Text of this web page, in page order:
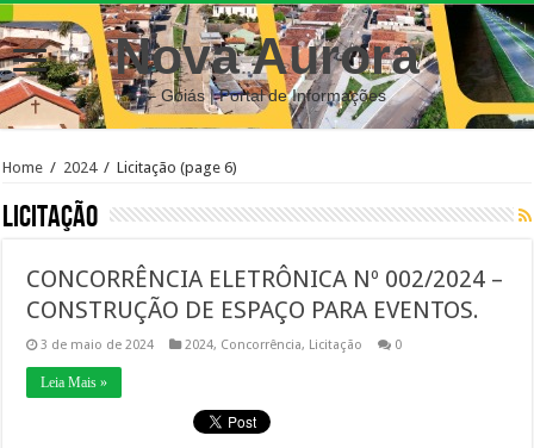
Nova Aurora
– Goiás | Portal de Informações
Home / 2024 / Licitação (page 6)
Licitação
CONCORRÊNCIA ELETRÔNICA Nº 002/2024 –
CONSTRUÇÃO DE ESPAÇO PARA EVENTOS.
3 de maio de 2024 2024, Concorrência, Licitação 0
Leia Mais »